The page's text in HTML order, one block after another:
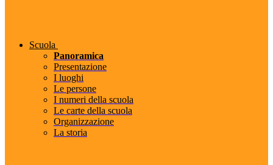
Scuola
Panoramica
Presentazione
I luoghi
Le persone
I numeri della scuola
Le carte della scuola
Organizzazione
La storia